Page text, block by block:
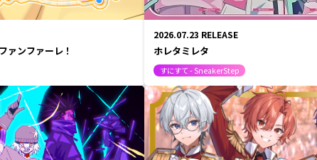
ァンファーレ！
2026.07.23 RELEASE
ホレタミレタ
すにすて - SneakerStep